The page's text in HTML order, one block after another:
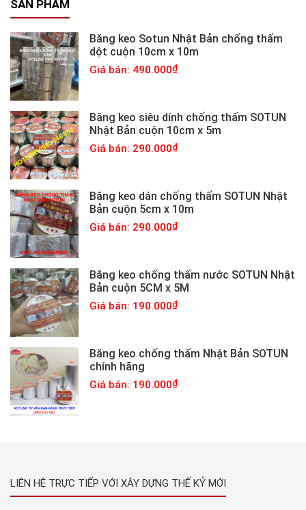
SẢN PHẨM
Băng keo Sotun Nhật Bản chống thấm
dột cuộn 10cm x 10m
Giá bán: 490.000
Băng keo siêu dính chống thấm SOTUN
Nhật Bản cuộn 10cm x 5m
Giá bán: 290.000
Băng keo dán chống thấm SOTUN Nhật
Bản cuộn 5cm x 10m
Giá bán: 290.000
Băng keo chống thấm nước SOTUN Nhật
Bản cuộn 5CM x 5M
Giá bán: 190.000
Băng keo chống thấm Nhật Bản SOTUN
chính hãng
Giá bán: 190.000
LIÊN HỆ TRỰC TIẾP VỚI XÂY DỰNG THẾ KỶ MỚI